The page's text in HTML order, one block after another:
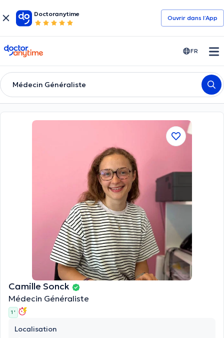
Doctoranytime
Ouvrir dans l’App
doctoranytime FR
Médecin Généraliste
Camille Sonck
Médecin Généraliste
1 '
Localisation